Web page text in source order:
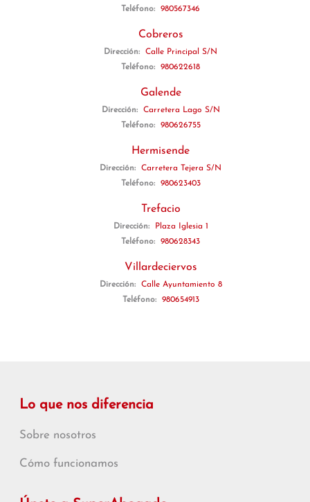
Teléfono:
980567346
Cobreros
Dirección:
Calle Principal S/N
Teléfono:
980622618
Galende
Dirección:
Carretera Lago S/N
Teléfono:
980626755
Hermisende
Dirección:
Carretera Tejera S/N
Teléfono:
980623403
Trefacio
Dirección:
Plaza Iglesia 1
Teléfono:
980628343
Villardeciervos
Dirección:
Calle Ayuntamiento 8
Teléfono:
980654913
Lo que nos diferencia
Sobre nosotros
Cómo funcionamos